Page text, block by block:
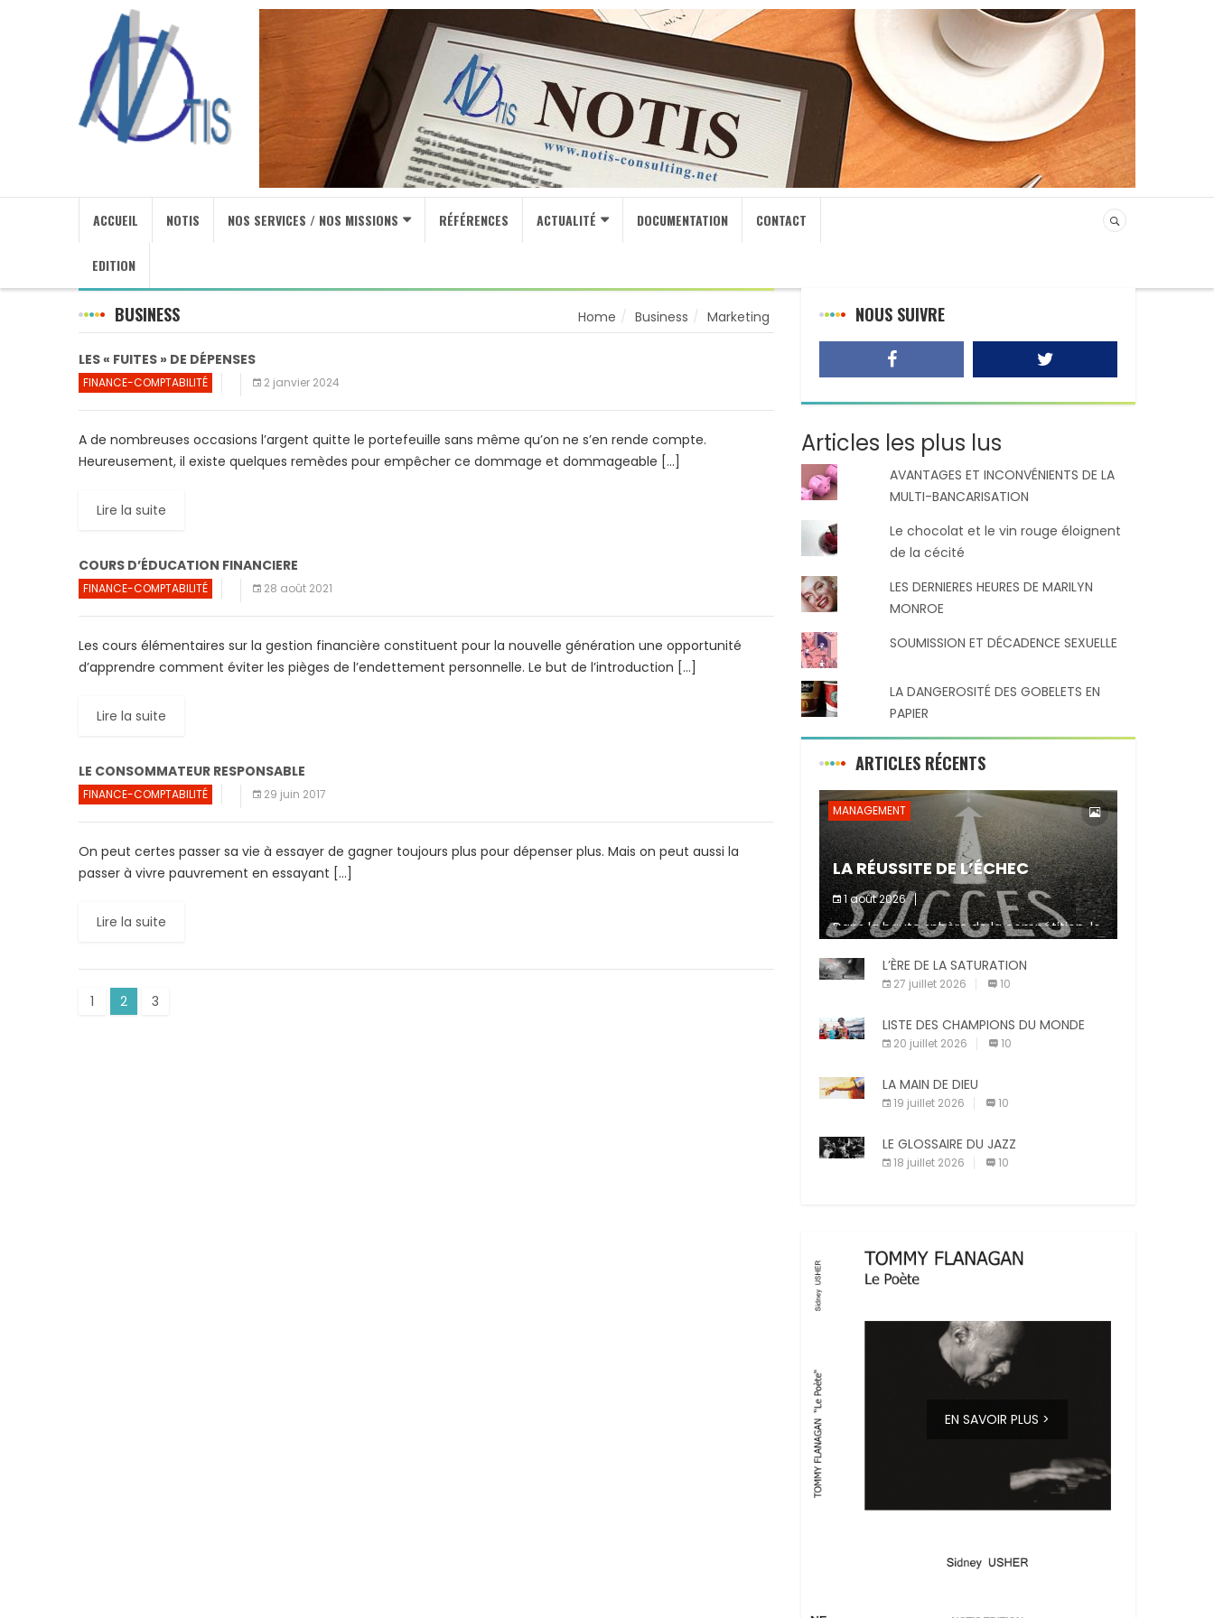
ACCUEIL NOTIS NOS SERVICES / NOS MISSIONS RÉFÉRENCES ACTUALITÉ DOCUMENTATION CONTACT
EDITION
BUSINESS Home Business Marketing
LES « FUITES » DE DÉPENSES
FINANCE-COMPTABILITÉ 2 janvier 2024
A de nombreuses occasions l’argent quitte le portefeuille sans même qu’on ne s’en rende compte.
Heureusement, il existe quelques remèdes pour empêcher ce dommage et dommageable […]
Lire la suite
COURS D’ÉDUCATION FINANCIERE
FINANCE-COMPTABILITÉ 28 août 2021
Les cours élémentaires sur la gestion financière constituent pour la nouvelle génération une opportunité
d’apprendre comment éviter les pièges de l’endettement personnelle. Le but de l’introduction […]
Lire la suite
LE CONSOMMATEUR RESPONSABLE
FINANCE-COMPTABILITÉ 29 juin 2017
On peut certes passer sa vie à essayer de gagner toujours plus pour dépenser plus. Mais on peut aussi la
passer à vivre pauvrement en essayant […]
Lire la suite
1 2 3
NOUS SUIVRE
Articles les plus lus
AVANTAGES ET INCONVÉNIENTS DE LA
MULTI-BANCARISATION
Le chocolat et le vin rouge éloignent
de la cécité
LES DERNIERES HEURES DE MARILYN
MONROE
SOUMISSION ET DÉCADENCE SEXUELLE
LA DANGEROSITÉ DES GOBELETS EN
PAPIER
ARTICLES RÉCENTS
MANAGEMENT
LA RÉUSSITE DE L’ÉCHEC
1 août 2026
Dans la haute sphère de la compétition, le
fait de ne pas atteindre un objectif est un
signe d’incompétence et une source de
sanctions diverses (avertissement, […]
L’ÈRE DE LA SATURATION
27 juillet 2026 10
LISTE DES CHAMPIONS DU MONDE
20 juillet 2026 10
LA MAIN DE DIEU
19 juillet 2026 10
LE GLOSSAIRE DU JAZZ
18 juillet 2026 10
EN SAVOIR PLUS >